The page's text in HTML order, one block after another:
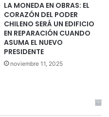
LA MONEDA EN OBRAS: EL
CORAZÓN DEL PODER
CHILENO SERÁ UN EDIFICIO
EN REPARACIÓN CUANDO
ASUMA EL NUEVO
PRESIDENTE
noviembre 11, 2025